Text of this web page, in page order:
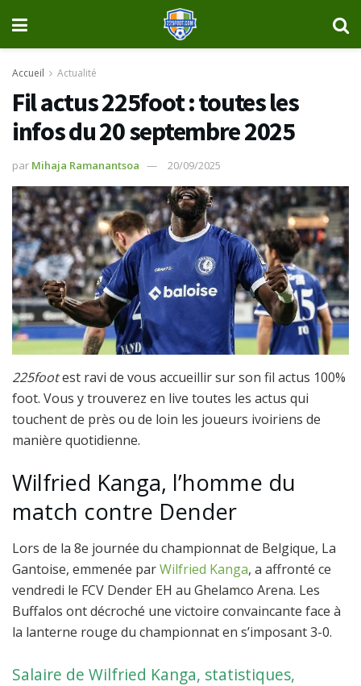
Accueil Actualité
Fil actus 225foot : toutes les
infos du 20 septembre 2025
par Mihaja Ramanantsoa 20/09/2025
225footest ravi de vous accueillir sur son fil actus 100%
foot. Vous y trouverez en live toutes les actus qui
touchent de près ou de loin les joueurs ivoiriens de
manière quotidienne.
Wilfried Kanga, l’homme du
match contre Dender
Lors de la 8e journée du championnat de Belgique, La
Gantoise, emmenée parWilfried Kanga, a affronté ce
vendredi le FCV Dender EH au Ghelamco Arena. Les
Buffalos ont décroché une victoire convaincante face à
la lanterne rouge du championnat en s’imposant 3-0.
Salaire de Wilfried Kanga, statistiques,